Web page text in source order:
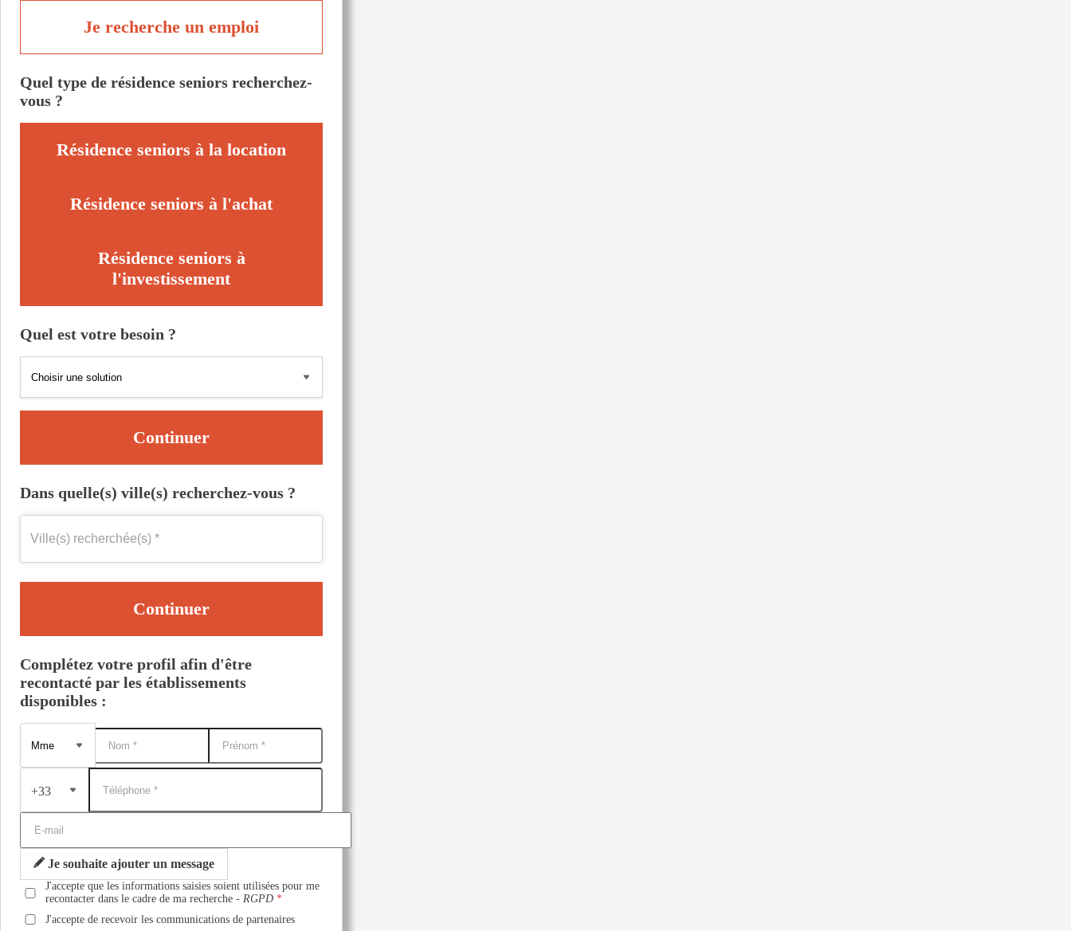
Je recherche un emploi
Quel type de résidence seniors recherchez-
vous ?
Résidence seniors à la location
Résidence seniors à l'achat
Résidence seniors à
l'investissement
Quel est votre besoin ?
Continuer
Dans quelle(s) ville(s) recherchez-vous ?
Continuer
Complétez votre profil afin d'être
recontacté par les établissements
disponibles :
+33
Je souhaite ajouter un message
J'accepte que les informations saisies soient utilisées pour me
recontacter dans le cadre de ma recherche -RGPD
J'accepte de recevoir les communications de partenaires